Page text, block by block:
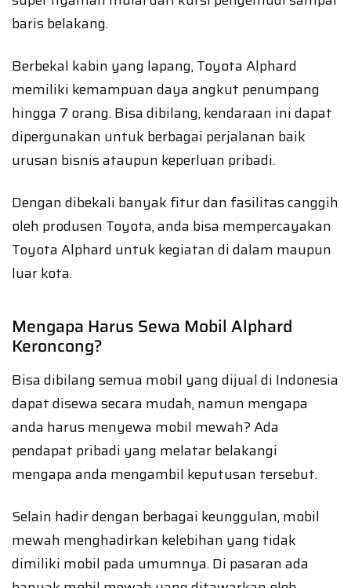
baris belakang.
Berbekal kabin yang lapang, Toyota Alphard
memiliki kemampuan daya angkut penumpang
hingga 7 orang. Bisa dibilang, kendaraan ini dapat
dipergunakan untuk berbagai perjalanan baik
urusan bisnis ataupun keperluan pribadi.
Dengan dibekali banyak fitur dan fasilitas canggih
oleh produsen Toyota, anda bisa mempercayakan
Toyota Alphard untuk kegiatan di dalam maupun
luar kota.
Mengapa Harus Sewa Mobil Alphard
Keroncong?
Bisa dibilang semua mobil yang dijual di Indonesia
dapat disewa secara mudah, namun mengapa
anda harus menyewa mobil mewah? Ada
pendapat pribadi yang melatar belakangi
mengapa anda mengambil keputusan tersebut.
Selain hadir dengan berbagai keunggulan, mobil
mewah menghadirkan kelebihan yang tidak
dimiliki mobil pada umumnya. Di pasaran ada